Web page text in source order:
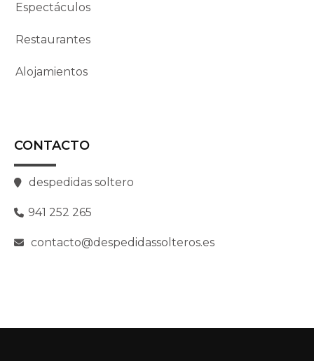
Espectáculos
Restaurantes
Alojamientos
CONTACTO
despedidas soltero
941 252 265
contacto@despedidassolteros.es